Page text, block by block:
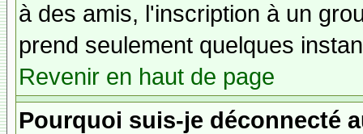
à des amis, l'inscription à un
prend seulement quelques
Revenir en haut de page
Pourquoi suis-je déconnecté